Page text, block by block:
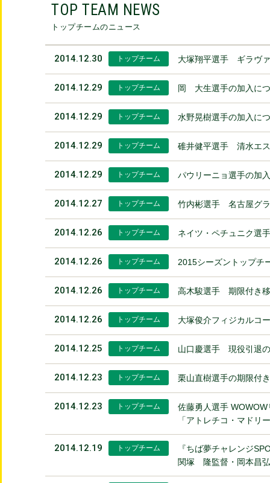
TOP TEAM NEWS
トップチームのニュース
2014.12.30 トップチーム 大塚翔平選手 ギラヴ
2014.12.29 トップチーム 岡 大生選手の加入に
2014.12.29 トップチーム 水野晃樹選手の加入に
2014.12.29 トップチーム 碓井健平選手 清水エ
2014.12.29 トップチーム パウリーニョ選手の加
2014.12.27 トップチーム 竹内彬選手 名古屋グ
2014.12.26 トップチーム ネイツ・ペチュニク選
2014.12.26 トップチーム 2015シーズントップチ
2014.12.26 トップチーム 高木駿選手 期限付き
2014.12.26 トップチーム 大塚俊介フィジカルコ
2014.12.25 トップチーム 山口慶選手 現役引退
2014.12.23 トップチーム 栗山直樹選手の期限付
2014.12.23 トップチーム
佐藤勇人選手
「アトレチコ・マドリ
2014.12.19 トップチーム
『ちば夢チャレンジ
関塚 隆監督・岡本昌